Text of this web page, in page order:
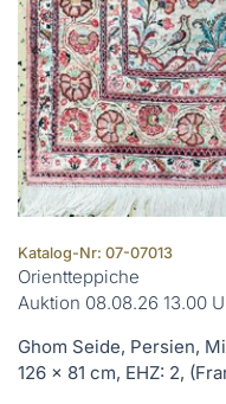
Katalog-Nr: 07-07013
Orientteppiche
Auktion 08.08.26 13.00
Ghom Seide, Persien,
126 x 81 cm, EHZ: 2,